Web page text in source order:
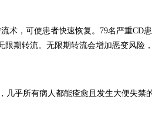
术，可使患者快速恢复。 79名严重CD
期转流。无限期转流会增加恶变风险
几乎所有病人都能痊愈且发生大便失